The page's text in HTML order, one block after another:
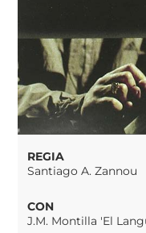
REGIA
Santiago A. Zannou
CON
J.M. Montilla 'El